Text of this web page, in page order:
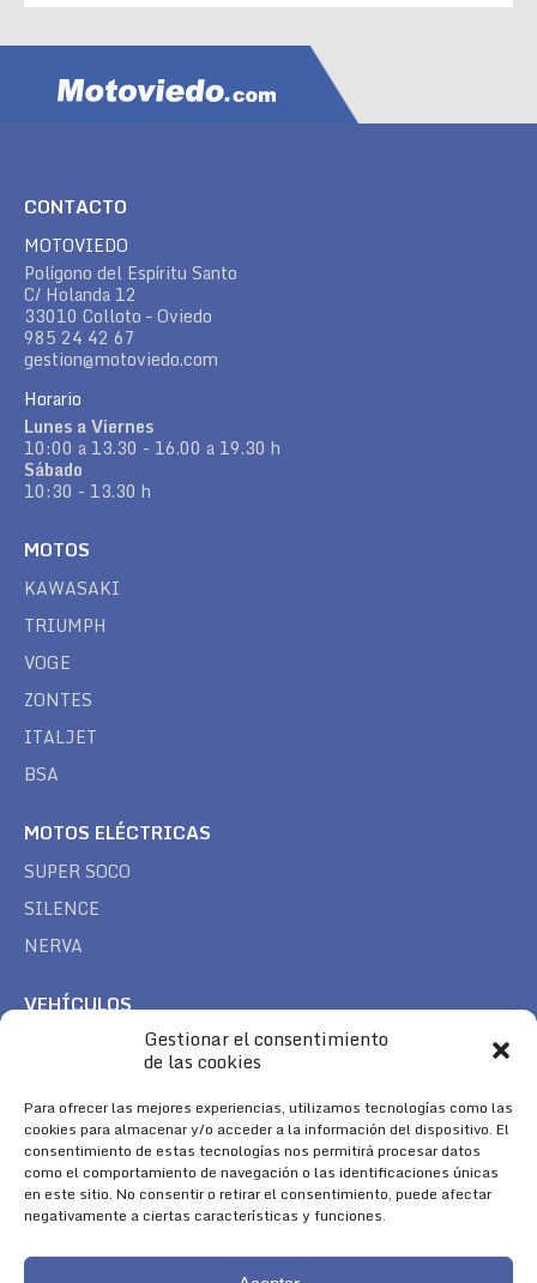
Gestionar el consentimiento
de las cookies
Para ofrecer las mejores experiencias, utilizamos tecnologías como las
cookies para almacenar y/o acceder a la información del dispositivo. El
consentimiento de estas tecnologías nos permitirá procesar datos
como el comportamiento de navegación o las identificaciones únicas
en este sitio. No consentir o retirar el consentimiento, puede afectar
negativamente a ciertas características y funciones.
CONTACTO
MOTOVIEDO
Polígono del Espíritu Santo
C/ Holanda 12
33010 Colloto – Oviedo
985 24 42 67
gestion@motoviedo.com
Horario
Lunes a Viernes
10:00 a 13.30 - 16.00 a 19.30 h
Sábado
10:30 - 13.30 h
MOTOS
KAWASAKI
TRIUMPH
VOGE
ZONTES
ITALJET
BSA
MOTOS ELÉCTRICAS
SUPER SOCO
SILENCE
NERVA
VEHÍCULOS
TREK
SÍGUENOS
Encuéntranos en:
Facebook
page
YouTube
page
Instagram
page